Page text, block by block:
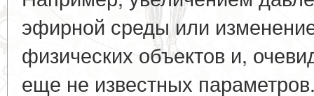
эфирной среды или
физических объектов и,
еще не известных